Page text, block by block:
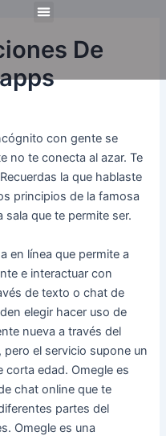
Menu
De
con gente se
no te conecta al azar. Te
la que hablaste
principios de la famosa
sala que te permite ser.
en línea que permite a
e interactuar con
de texto o chat de
elegir hacer uso de
nueva a través del
el servicio supone un
corta edad. Omegle es
chat online que te
partes del
Omegle es una